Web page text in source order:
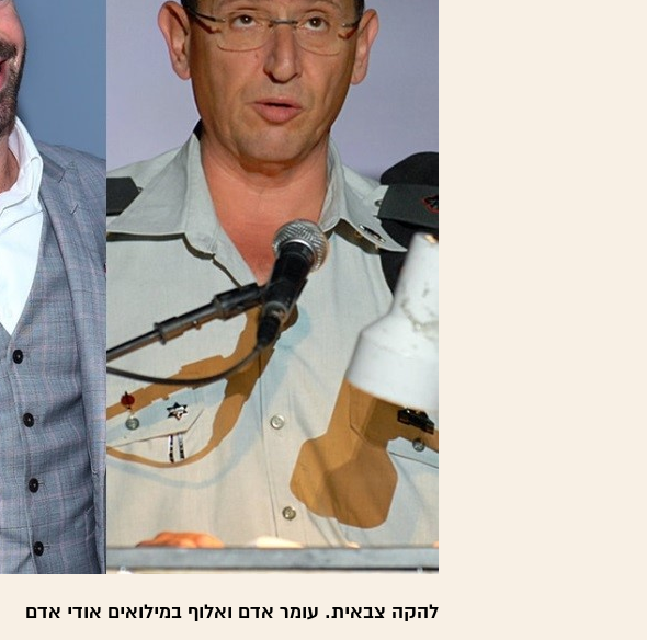
להקה צבאית. עומר אדם ואלוף במילואים אודי אדם